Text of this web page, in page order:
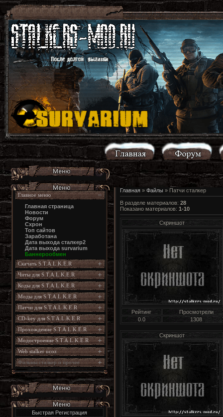
Главное меню
Главная страница
Новости
Форум
Схрон
Топ сайтов
Заработана
Дата выхода сталкер2
Дата выхода survarium
Баннерообмен
Скачать S.T.A.L.K.E.R
Читы для S.T.A.L.K.E.R
Коды для S.T.A.L.K.E.R
Моды для S.T.A.L.K.E.R
Патчи для S.T.A.L.K.E.R
CD-key для S.T.A.L.K.E.R
Прохождение S.T.A.L.K.E.R
Модостроение S.T.A.L.K.E.R
Web stalker ucoz
Фильмы сталкер и прочее
Быстрая Регистрация
Главная» Файлы» Патчи сталкер
В разделе материалов: 28
Показано материалов: 1-10
Скриншот
Рейтинг
Просмотрели
0.0
1308
Скриншот